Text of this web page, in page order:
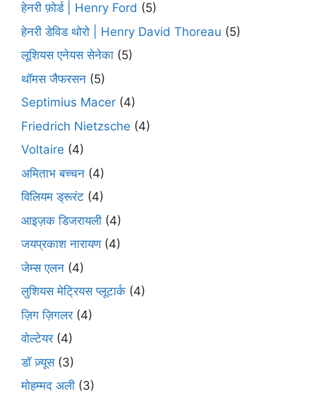
हेनरी फ़ोर्ड | Henry Ford (5)
हेनरी डेविड थोरो | Henry David Thoreau (5)
लूशियस एनेयस सेनेका (5)
थॉमस जैफरसन (5)
Septimius Macer (4)
Friedrich Nietzsche (4)
Voltaire (4)
अमिताभ बच्चन (4)
विलियम ड्रूरंट (4)
आइज़क डिजरायली (4)
जयप्रकाश नारायण(4)
जेम्स एलन (4)
लुशियस मेट्रियस प्लूटार्क (4)
ज़िग ज़िगलर(4)
वोल्टेयर(4)
डॉ ज़्यूस(3)
मोहम्मद अली (3)